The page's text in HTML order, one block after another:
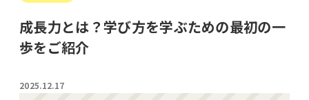
成長力とは？学び方を学ぶための最初の一
歩をご紹介
2025.12.17